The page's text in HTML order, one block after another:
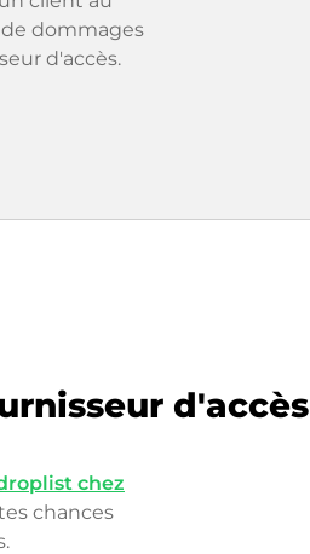
dommages
d'accès.
d'accès
chez
chances